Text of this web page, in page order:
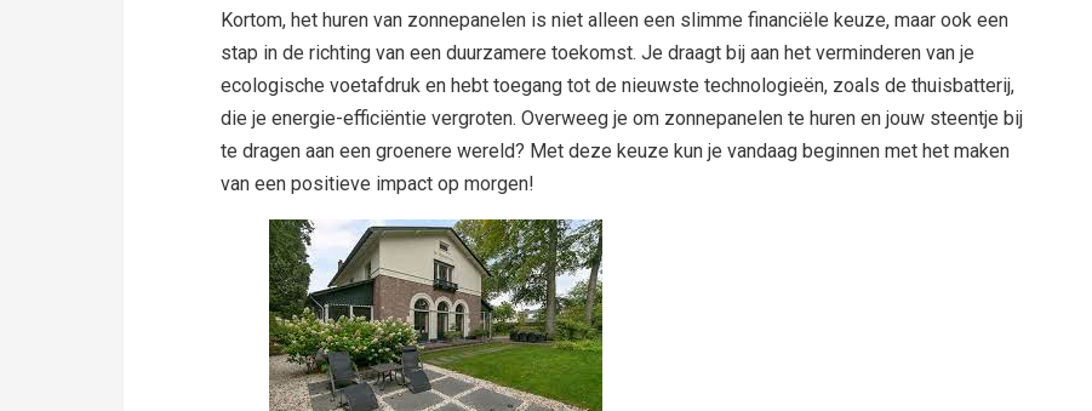
Kortom, het huren van zonnepanelen is niet alleen een slimme financiële keuze, maar ook een
stap in de richting van een duurzamere toekomst. Je draagt bij aan het verminderen van je
ecologische voetafdruk en hebt toegang tot de nieuwste technologieën, zoals de thuisbatterij,
die je energie-efficiëntie vergroten. Overweeg je om zonnepanelen te huren en jouw steentje bij
te dragen aan een groenere wereld? Met deze keuze kun je vandaag beginnen met het maken
van een positieve impact op morgen!